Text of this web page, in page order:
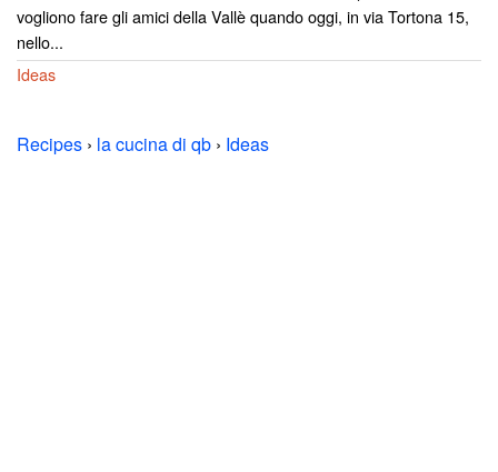
vogliono fare gli amici della Vallè quando oggi, in via Tortona 15,
nello...
Ideas
Recipes › la cucina di qb › Ideas